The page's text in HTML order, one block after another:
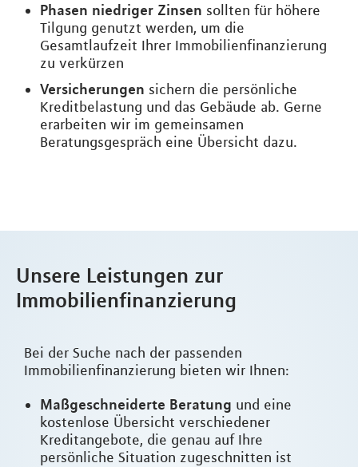
Phasen niedriger Zinsen sollten für höhere
Tilgung genutzt werden, um die
Gesamtlaufzeit Ihrer Immobilienfinanzierung
zu verkürzen
Versicherungen sichern die persönliche
Kreditbelastung und das Gebäude ab. Gerne
erarbeiten wir im gemeinsamen
Beratungsgespräch eine Übersicht dazu.
Unsere Leistungen zur
Immobilienfinanzierung
Bei der Suche nach der passenden
Immobilienfinanzierung bieten wir Ihnen:
Maßgeschneiderte Beratung und eine
kostenlose Übersicht verschiedener
Kreditangebote, die genau auf Ihre
persönliche Situation zugeschnitten ist